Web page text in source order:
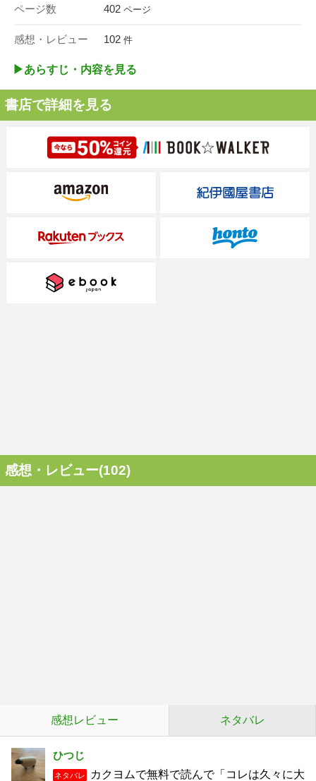
ページ数 402 ページ
感想・レビュー 102 件
▶︎あらすじ・内容を見る
書店で詳細を見る
感想・レビュー(102)
感想レビュー ネタバレ
ひつじ
ネタバレ
カクヨムで無料で読んで「コレは久々に大